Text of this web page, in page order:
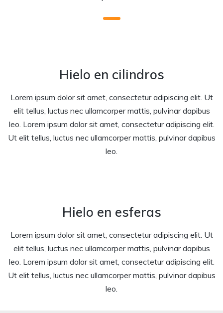
Hielo en cilindros
Lorem ipsum dolor sit amet, consectetur adipiscing elit. Ut
elit tellus, luctus nec ullamcorper mattis, pulvinar dapibus
leo. Lorem ipsum dolor sit amet, consectetur adipiscing elit.
Ut elit tellus, luctus nec ullamcorper mattis, pulvinar dapibus
leo.
Hielo en esferas
Lorem ipsum dolor sit amet, consectetur adipiscing elit. Ut
elit tellus, luctus nec ullamcorper mattis, pulvinar dapibus
leo. Lorem ipsum dolor sit amet, consectetur adipiscing elit.
Ut elit tellus, luctus nec ullamcorper mattis, pulvinar dapibus
leo.